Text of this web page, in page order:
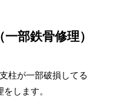
部鉄骨修理）
柱が一部破損してる
します。